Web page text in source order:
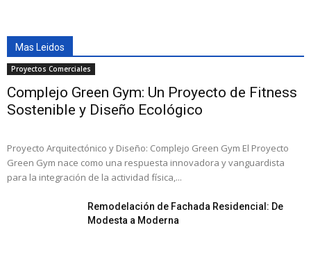
Mas Leidos
Proyectos Comerciales
Complejo Green Gym: Un Proyecto de Fitness
Sostenible y Diseño Ecológico
Proyecto Arquitectónico y Diseño: Complejo Green Gym El Proyecto
Green Gym nace como una respuesta innovadora y vanguardista
para la integración de la actividad física,...
Remodelación de Fachada Residencial: De
Modesta a Moderna